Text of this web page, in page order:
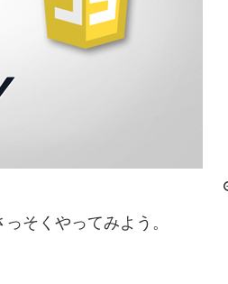
そくやってみよう。